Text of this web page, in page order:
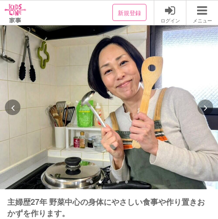
新規登録
ログイン メニュー
主婦歴27年 野菜中心の身体にやさしい食事や作り置きお
かずを作ります。